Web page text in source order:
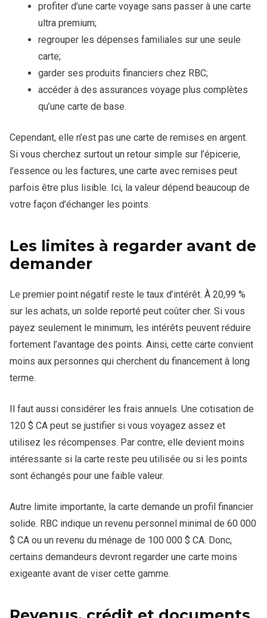
profiter d’une carte voyage sans passer à une carte
ultra premium;
regrouper les dépenses familiales sur une seule
carte;
garder ses produits financiers chez RBC;
accéder à des assurances voyage plus complètes
qu’une carte de base.
Cependant, elle n’est pas une carte de remises en argent.
Si vous cherchez surtout un retour simple sur l’épicerie,
l’essence ou les factures, une carte avec remises peut
parfois être plus lisible. Ici, la valeur dépend beaucoup de
votre façon d’échanger les points.
Les limites à regarder avant de
demander
Le premier point négatif reste le taux d’intérêt. À 20,99 %
sur les achats, un solde reporté peut coûter cher. Si vous
payez seulement le minimum, les intérêts peuvent réduire
fortement l’avantage des points. Ainsi, cette carte convient
moins aux personnes qui cherchent du financement à long
terme.
Il faut aussi considérer les frais annuels. Une cotisation de
120 $ CA peut se justifier si vous voyagez assez et
utilisez les récompenses. Par contre, elle devient moins
intéressante si la carte reste peu utilisée ou si les points
sont échangés pour une faible valeur.
Autre limite importante, la carte demande un profil financier
solide. RBC indique un revenu personnel minimal de 60 000
$ CA ou un revenu du ménage de 100 000 $ CA. Donc,
certains demandeurs devront regarder une carte moins
exigeante avant de viser cette gamme.